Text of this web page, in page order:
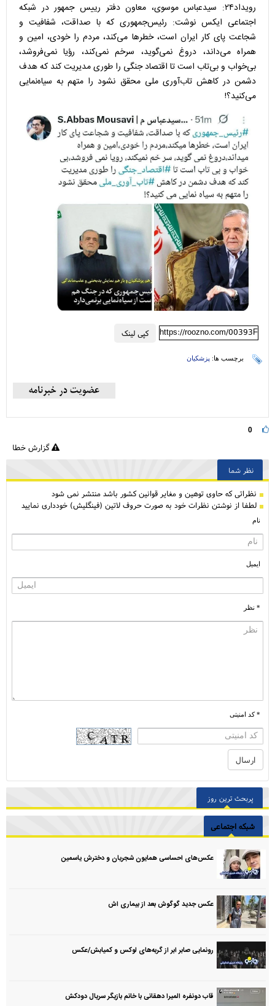
رویداد۲۴: سیدعباس موسوی، معاون دفتر رییس جمهور در شبکه
اجتماعی ایکس نوشت: رئیس‌جمهوری که با صداقت، شفافیت و
شجاعت پای کار ایران است، خطر‌ها می‌کند، مردم را خودی، امین و
همراه می‌داند، دروغ نمی‌گوید، سرخم نمی‌کند، رؤیا نمی‌فروشد،
بی‌خواب و بی‌تاب است تا اقتصاد جنگی را طوری مدیریت کند که هدف
دشمن در کاهش تاب‌آوری ملی محقق نشود را متهم به سیاه‌نمایی
می‌کنید؟!
کپی لینک https://roozno.com/00393F
برچسب ها: پزشکیان
0
گزارش خطا
نظر شما
نظراتی كه حاوی توهین و مغایر قوانین کشور باشد منتشر نمی شود
لطفا از نوشتن نظرات خود به صورت حروف لاتین (فینگلیش) خودداری نمایید
نام
ایمیل
* نظر
* کد امنیتی
پربحث ترین روز
شبکه اجتماعی
عکس‌های احساسی همایون شجریان و دخترش یاسمین
عکس جدید گوگوش بعد از بیماری اش
رونمایی صابر ابر از گربه‌های لوکس و کمیابش/عکس
قاب دونفره المیرا دهقانی با خانم بازیگر سریال دودکش